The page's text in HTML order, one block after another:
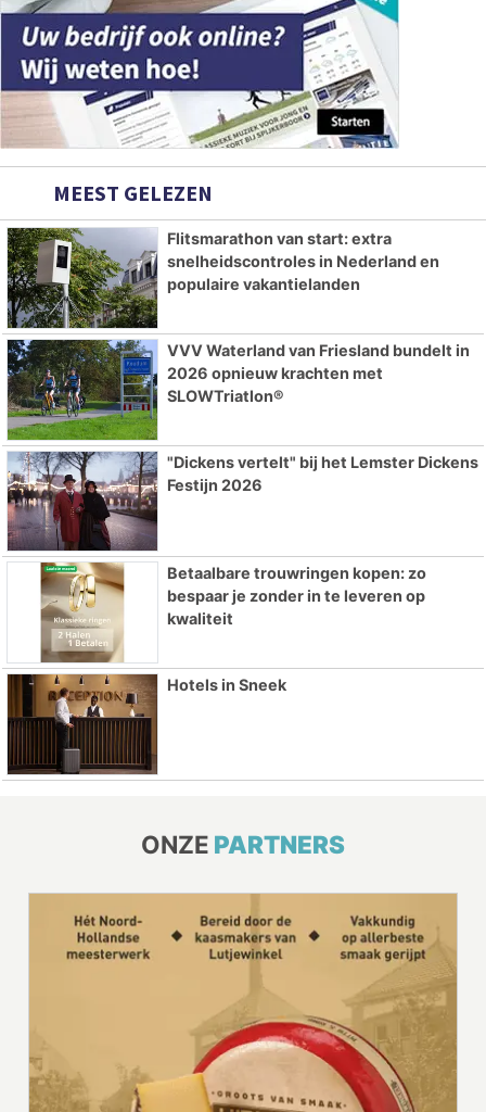
MEEST GELEZEN
Flitsmarathon van start: extra
snelheidscontroles in Nederland en
populaire vakantielanden
VVV Waterland van Friesland bundelt in
2026 opnieuw krachten met
SLOWTriatlon®
"Dickens vertelt" bij het Lemster Dickens
Festijn 2026
Betaalbare trouwringen kopen: zo
bespaar je zonder in te leveren op
kwaliteit
Hotels in Sneek
ONZE PARTNERS